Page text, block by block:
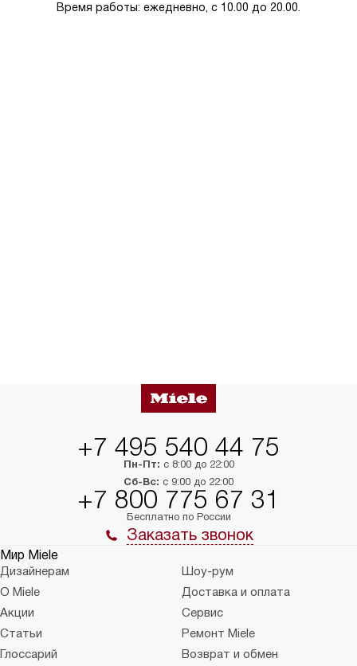
Время работы: ежедневно, с 10.00 до 20.00.
+7 495 540 44 75
Пн-Пт: с 8:00 до 22:00
Сб-Вс: с 9:00 до 22:00
+7 800 775 67 31
Бесплатно по России
Заказать звонок
Мир Miele
Дизайнерам
Шоу-рум
О Miele
Доставка и оплата
Акции
Сервис
Статьи
Ремонт Miele
Глоссарий
Возврат и обмен